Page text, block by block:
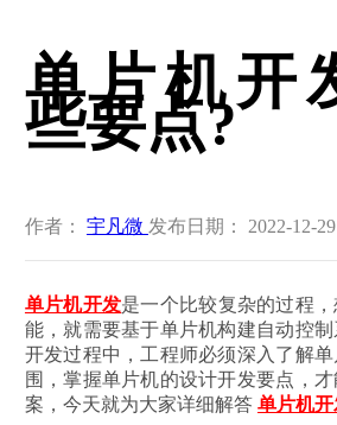
单片机开
些要点?
作者： 宇凡微 发布日期： 2022-12-29
单片机开发是一个比较复杂的过程
能，就需要基于单片机构建自动控
开发过程中，工程师必须深入了解
围，掌握单片机的设计开发要点，
案，今天就为大家详细解答 单片机开